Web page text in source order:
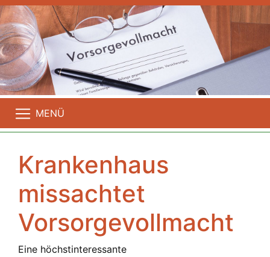
MENÜ
Krankenhaus
missachtet
Vorsorgevollmacht
Eine höchstinteressante